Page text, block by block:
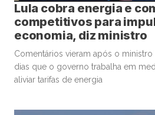
Lula cobra energia e
competitivos para
economia, diz ministro
Comentários vieram após o
dias que o governo trabalha em
aliviar tarifas de energia